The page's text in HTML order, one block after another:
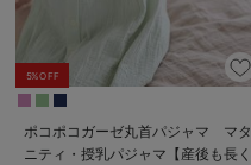
5%OFF
ポコポコガーゼ丸首パジャマ マタ
ニティ・授乳パジャマ【産後も長く